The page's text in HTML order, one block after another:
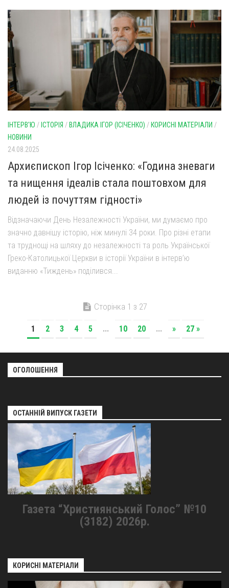
ІНТЕРВ'Ю / ІСТОРІЯ / ВЛАДИКА ІГОР (ІСІЧЕНКО) / КОРИСНІ МАТЕРІАЛИ /
НОВИНИ
24.08.2025
Архиєпископ Ігор Ісіченко: «Година зневаги
та нищення ідеалів стала поштовхом для
людей із почуттям гідності»
Відзначаючи День Незалежності України, ми думаємо про
значно давнішу історію, ніж минулі 34 роки. Про різні етапи
та труднощі на шляху до незалежності та роль Української
Греко-Католицької Церкви в історії України в інтерв’ю
виданню «Тиждень» поділився...
Сторінка 1 з 27
1 2 3 4 5 ... 10 20 ... » 27 »
ОГОЛОШЕННЯ
ОСТАННІЙ ВИПУСК ГАЗЕТИ
Газета “Християнський Голос” №10
(3182) 2026р.
КОРИСНІ МАТЕРІАЛИ